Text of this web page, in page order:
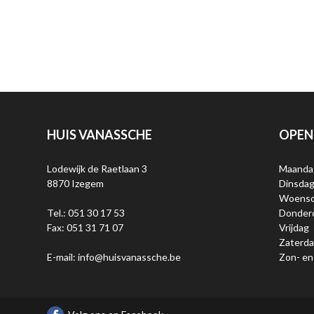
HUIS VANASSCHE
Lodewijk de Raetlaan 3
8870 Izegem
Tel.: 051 30 17 53
Fax: 051 31 71 07
E-mail: info@huisvanassche.be
Dinsdag
Vrijdag
Zon-